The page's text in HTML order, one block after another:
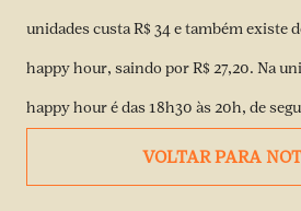
unidades custa R$ 34 e também existe
happy hour, saindo por R$ 27,20. Na
happy hour é das 18h30 às 20h, de
VOLTAR PARA